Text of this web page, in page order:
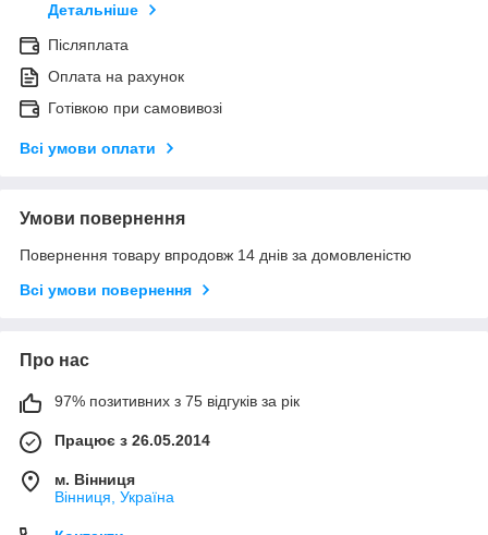
Детальніше
Післяплата
Оплата на рахунок
Готівкою при самовивозі
Всі умови оплати
Умови повернення
Повернення товару впродовж 14 днів за домовленістю
Всі умови повернення
Про нас
97% позитивних з 75 відгуків за рік
Працює з 26.05.2014
м. Вінниця
Вінниця, Україна